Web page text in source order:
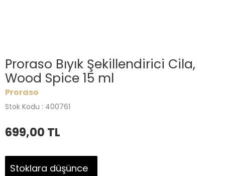
Proraso Bıyık Şekillendirici Cila,
Wood Spice 15 ml
Proraso
Stok Kodu : 400761
699,00 TL
Stoklara düşünce